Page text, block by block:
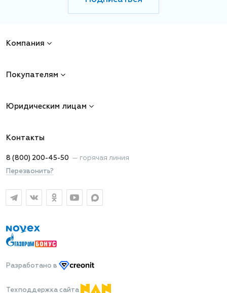
Компания
Покупателям
Юридическим лицам
Контакты
8 (800) 200-45-50 — горячая линия
Перезвонить?
Разработано в
Техподдержка сайта